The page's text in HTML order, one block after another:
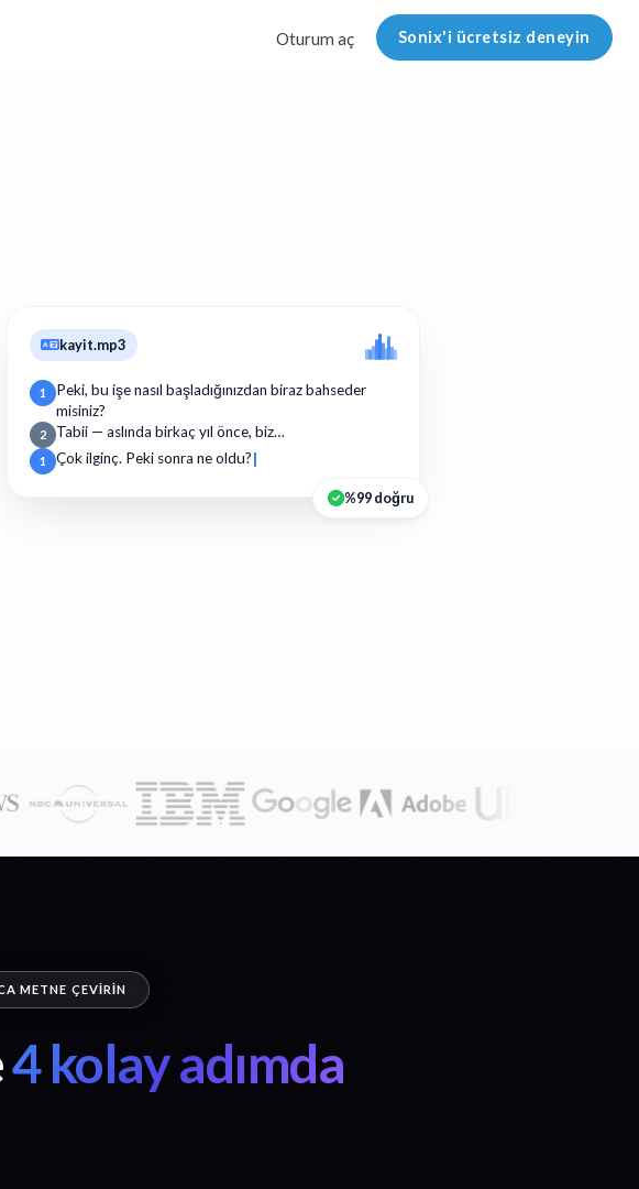
Oturum aç Sonix'i ücretsiz deneyin
kayit.mp3
1
Peki, bu işe nasıl başladığınızdan biraz bahseder
misiniz?
2 Tabii — aslında birkaç yıl önce, biz…
1 Çok ilginç. Peki sonra ne oldu?
%99 doğru
METNE ÇEVIRIN
4 kolay adımda